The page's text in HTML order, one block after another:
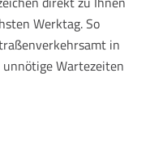
Werktag. So
in
unnötige Wartezeiten